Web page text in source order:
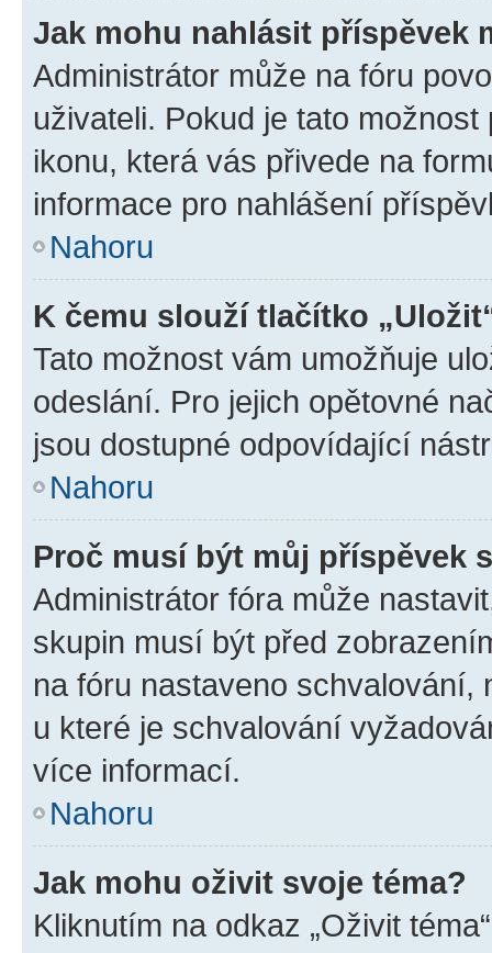
Jak mohu nahlásit příspěvek
Administrátor může na fóru
uživateli. Pokud je tato
ikonu, která vás přivede na
informace pro nahlášení
Nahoru
K čemu slouží tlačítko
Tato možnost vám umožňuje
odeslání. Pro jejich opětovné
jsou dostupné odpovídající
Nahoru
Proč musí být můj příspěvek
Administrátor fóra může
skupin musí být před
na fóru nastaveno schvalování,
u které je schvalování
více informací.
Nahoru
Jak mohu oživit svoje téma?
Kliknutím na odkaz „Oživit